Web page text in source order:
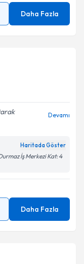
Daha Fazla
Devamı
Haritada Göster
İş Merkezi Kat: 4
Daha Fazla